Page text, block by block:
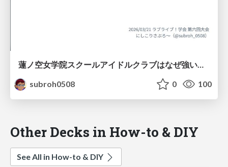
蓮ノ空女学院スクールアイドルクラブはなぜ強いのか
subroh0508
0 100
Other Decks in How-to & DIY
See All in How-to & DIY